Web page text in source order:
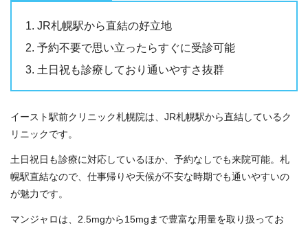
JR札幌駅から直結の好立地
予約不要で思い立ったらすぐに受診可能
土日祝も診療しており通いやすさ抜群
イースト駅前クリニック札幌院は、JR札幌駅から直結しているク
リニックです。
土日祝日も診療に対応しているほか、予約なしでも来院可能。札
幌駅直結なので、仕事帰りや天候が不安な時期でも通いやすいの
が魅力です。
マンジャロは、2.5mgから15mgまで豊富な用量を取り扱ってお